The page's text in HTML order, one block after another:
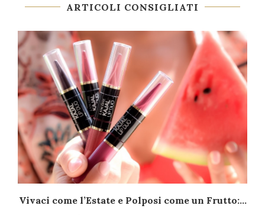
ARTICOLI CONSIGLIATI
Vivaci come l’Estate e Polposi come un Frutto:...